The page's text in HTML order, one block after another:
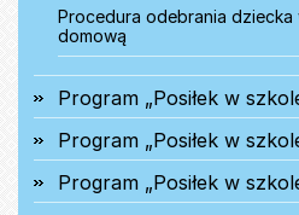
Procedura odebrania
domową
Program „Posiłek w
Program „Posiłek w
Program „Posiłek w